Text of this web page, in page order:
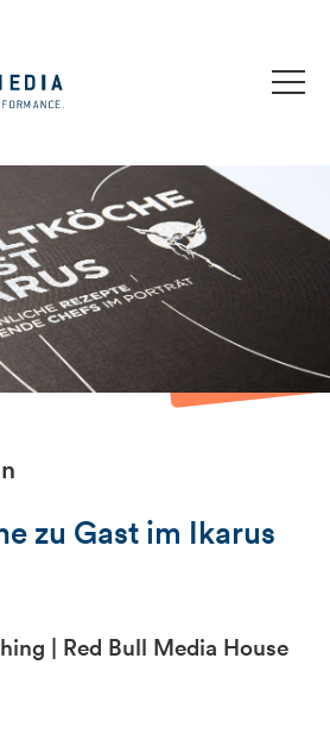
zu Gast im Ikarus
| Red Bull Media House